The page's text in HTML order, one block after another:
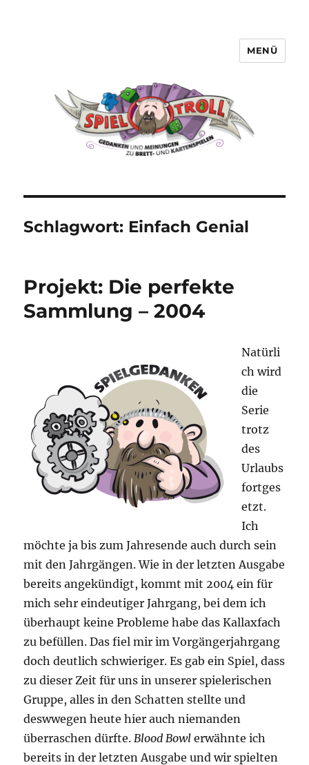
MENÜ
Schlagwort: Einfach Genial
Projekt: Die perfekte
Sammlung – 2004
Natürli
ch wird
die
Serie
trotz
des
Urlaubs
fortges
etzt.
Ich
möchte ja bis zum Jahresende auch durch sein
mit den Jahrgängen. Wie in der letzten Ausgabe
bereits angekündigt, kommt mit 2004 ein für
mich sehr eindeutiger Jahrgang, bei dem ich
überhaupt keine Probleme habe das Kallaxfach
zu befüllen. Das fiel mir im Vorgängerjahrgang
doch deutlich schwieriger. Es gab ein Spiel, dass
zu dieser Zeit für uns in unserer spielerischen
Gruppe, alles in den Schatten stellte und
deswwegen heute hier auch niemanden
überraschen dürfte. Blood Bowl erwähnte ich
bereits in der letzten Ausgabe und wir spielten